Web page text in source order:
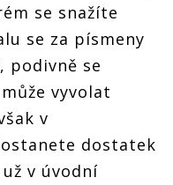
se snažíte
se za písmeny
podivně se
vyvolat
v
dostatek
v úvodní